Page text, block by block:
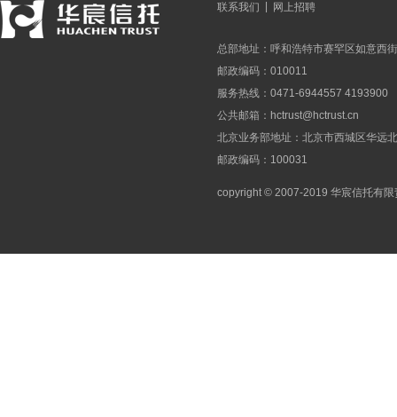
联系我们 网上招聘
总部地址：呼和浩特市赛罕区如意西
邮政编码：010011
服务热线：0471-6944557 4193900
公共邮箱： hctrust@hctrust.cn
北京业务部地址：北京市西城区华远
邮政编码：100031
copyright © 2007-2019 华宸信托有